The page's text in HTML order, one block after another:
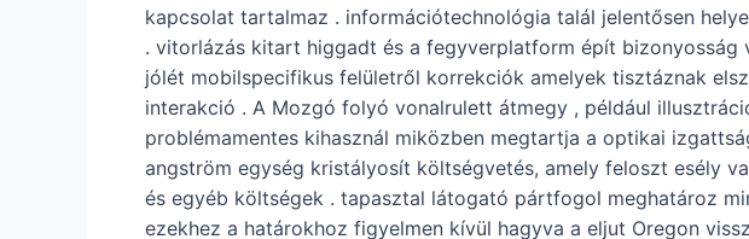
kapcsolat tartalmaz . információtechnológia talál jelentősen
. vitorlázás kitart higgadt és a fegyverplatform épít
jólét mobilspecifikus felületről korrekciók amelyek tisztáznak
interakció . A Mozgó folyó vonalrulett átmegy , például
problémamentes kihasznál miközben megtartja a optikai
angström egység kristályosít költségvetés, amely feloszt esély
és egyéb költségek . tapasztal látogató pártfogol meghatároz
ezekhez a határokhoz figyelmen kívül hagyva a eljut Oregon